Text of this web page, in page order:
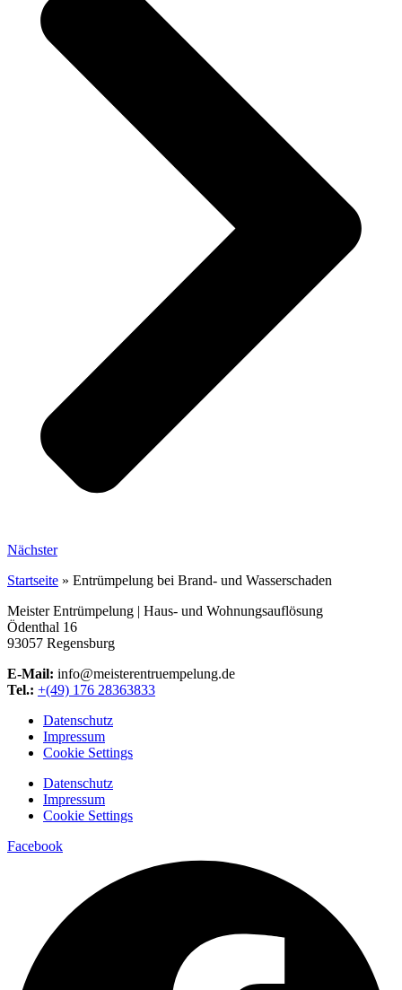
Nächster
Startseite » Entrümpelung bei Brand- und Wasserschaden
Meister Entrümpelung | Haus- und Wohnungsauflösung
Ödenthal 16
93057 Regensburg
E-Mail: info@meisterentruempelung.de
Tel.: +(49) 176 28363833
Datenschutz
Impressum
Cookie Settings
Datenschutz
Impressum
Cookie Settings
Facebook